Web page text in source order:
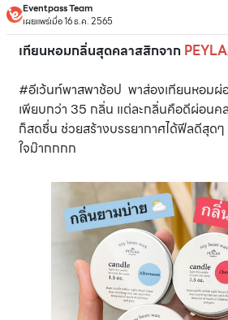
Eventpass Team
เผยแพร่เมื่อ 16 ธ.ค. 2565
เทียนหอมกลิ่นสุดคลาสสิกจาก
#อีเว้นท์พาสพาช้อป พาส่องเทียนหอมผ่
เพียบกว่า 35 กลิ่น แต่ละกลิ่นคือดีผ่อนค
ก็สดชื่น ช่วยสร้างบรรยากาศได้ฟีลดีสุด
ใจม๊ากกกก